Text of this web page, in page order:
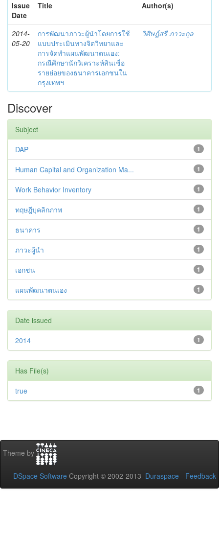
Issue
Date
Title Author(s)
2014-
05-20
การพัฒนาภาวะผู้นำโดยการใช้
แบบประเมินทางจิตวิทยาและ
การจัดทำแผนพัฒนาตนเอง:
กรณีศึกษานักวิเคราะห์สินเชื่อ
รายย่อยของธนาคารเอกชนใน
กรุงเทพฯ
วิศิษฎ์สรี ภาวะกุล
Discover
Subject
1
DAP
1
Human Capital and Organization Ma...
1
Work Behavior Inventory
1
ทฤษฎีบุคลิกภาพ
1
ธนาคาร
1
ภาวะผู้นำ
1
เอกชน
1
แผนพัฒนาตนเอง
Date issued
1
2014
Has File(s)
1
true
Theme by
DSpace Software Copyright © 2002-2013 Duraspace - Feedback